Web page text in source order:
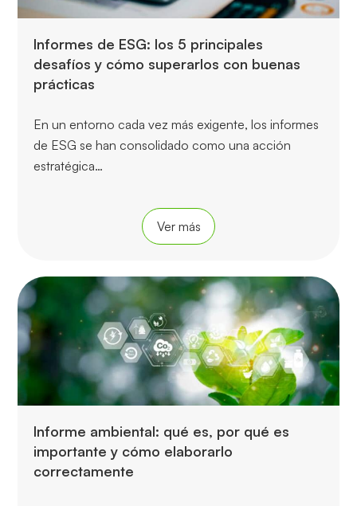
Informes de ESG: los 5 principales
desafíos y cómo superarlos con buenas
prácticas
En un entorno cada vez más exigente, los informes
de ESG se han consolidado como una acción
estratégica…
Ver más
Informe ambiental: qué es, por qué es
importante y cómo elaborarlo
correctamente